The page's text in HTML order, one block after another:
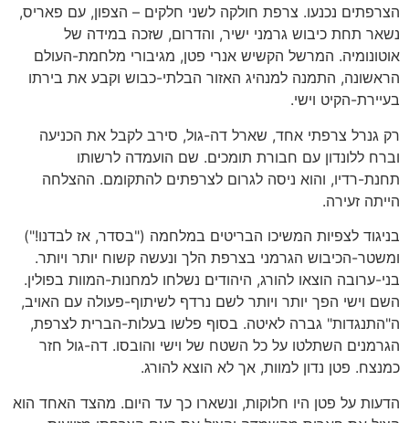
הצרפתים נכנעו. צרפת חולקה לשני חלקים – הצפון, עם פאריס,
נשאר תחת כיבוש גרמני ישיר, והדרום, שזכה במידה של
אוטונומיה. המרשל הקשיש אנרי פטן, מגיבורי מלחמת-העולם
הראשונה, התמנה למנהיג האזור הבלתי-כבוש וקבע את בירתו
בעיירת-הקיט וישי.
רק גנרל צרפתי אחד, שארל דה-גול, סירב לקבל את הכניעה
וברח ללונדון עם חבורת תומכים. שם הועמדה לרשותו
תחנת-רדיו, והוא ניסה לגרום לצרפתים להתקומם. ההצלחה
הייתה זעירה.
בניגוד לצפיות המשיכו הבריטים במלחמה ("בסדר, אז לבדנו!")
ומשטר-הכיבוש הגרמני בצרפת הלך ונעשה קשוח יותר ויותר.
בני-ערובה הוצאו להורג, היהודים נשלחו למחנות-המוות בפולין.
השם וישי הפך יותר ויותר לשם נרדף לשיתוף-פעולה עם האויב,
ה"התנגדות" גברה לאיטה. בסוף פלשו בעלות-הברית לצרפת,
הגרמנים השתלטו על כל השטח של וישי והובסו. דה-גול חזר
כמנצח. פטן נדון למוות, אך לא הוצא להורג.
הדעות על פטן היו חלוקות, ונשארו כך עד היום. מהצד האחד הוא